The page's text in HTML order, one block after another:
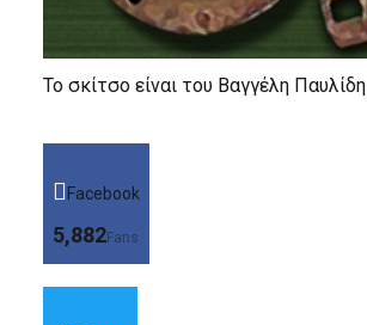
Το σκίτσο είναι του Βαγγέλη Παυλίδη
Facebook
5,882Fans